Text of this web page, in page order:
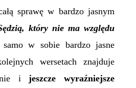
sprawę w bardzo jasnym
który nie ma względu
samo w sobie bardzo jasne
wersetach znajduje
ijeszcze wyraźniejsze